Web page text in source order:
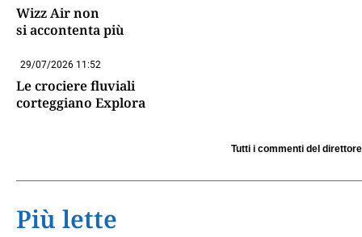
Wizz Air non
si accontenta più
29/07/2026 11:52
Le crociere fluviali
corteggiano Explora
Tutti i commenti del direttore
Più lette